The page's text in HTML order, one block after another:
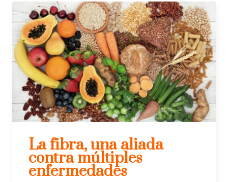
La fibra, una aliada
contra múltiples
enfermedades